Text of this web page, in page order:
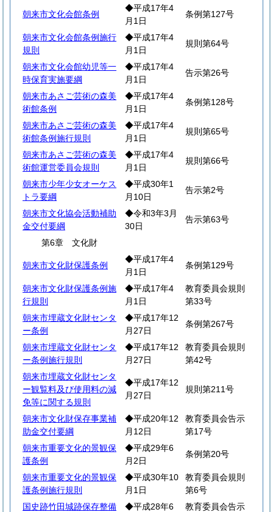
朝来市文化会館条例
◆平成17年4
月1日
条例第127号
朝来市文化会館条例施行
規則
◆平成17年4
月1日
規則第64号
朝来市文化会館幼児等一
時保育実施要綱
◆平成17年4
月1日
告示第26号
朝来市あさご芸術の森美
術館条例
◆平成17年4
月1日
条例第128号
朝来市あさご芸術の森美
術館条例施行規則
◆平成17年4
月1日
規則第65号
朝来市あさご芸術の森美
術館運営委員会規則
◆平成17年4
月1日
規則第66号
朝来市少年少女オーケス
トラ要綱
◆平成30年1
月10日
告示第2号
朝来市文化協会活動補助
金交付要綱
◆令和3年3月
30日
告示第63号
第6章 文化財
朝来市文化財保護条例
◆平成17年4
月1日
条例第129号
朝来市文化財保護条例施
行規則
◆平成17年4
月1日
教育委員会規則
第33号
朝来市埋蔵文化財センタ
ー条例
◆平成17年12
月27日
条例第267号
朝来市埋蔵文化財センタ
ー条例施行規則
◆平成17年12
月27日
教育委員会規則
第42号
朝来市埋蔵文化財センタ
ー観覧料及び使用料の減
免等に関する規則
◆平成17年12
月27日
規則第211号
朝来市文化財保存事業補
助金交付要綱
◆平成20年12
月12日
教育委員会告示
第17号
朝来市重要文化的景観保
護条例
◆平成29年6
月2日
条例第20号
朝来市重要文化的景観保
護条例施行規則
◆平成30年10
月1日
教育委員会規則
第6号
国史跡竹田城跡保存整備
◆平成28年6 教育委員会告示